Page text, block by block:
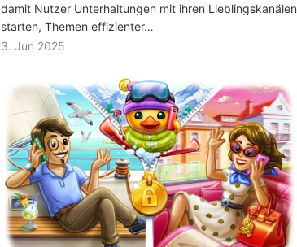
damit Nutzer Unterhaltungen mit ihren Lieblingskanälen
starten, Themen effizienter…
3. Jun 2025